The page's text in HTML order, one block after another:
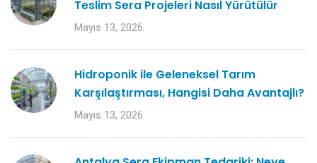
Teslim Sera Projeleri Nasıl Yürütülür
Mayıs 13, 2026
Hidroponik ile Geleneksel Tarım
Karşılaştırması, Hangisi Daha Avantajlı?
Mayıs 13, 2026